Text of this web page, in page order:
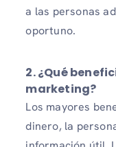
a las personas
oportuno.
2. ¿Qué
marketing?
Los mayores
dinero, la